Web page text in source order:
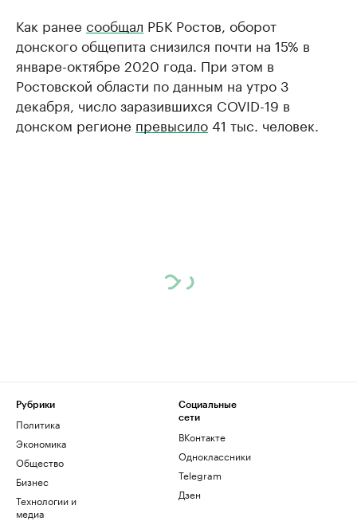
Как ранее сообщал РБК Ростов, оборот
донского общепита снизился почти на 15% в
январе-октябре 2020 года. При этом в
Ростовской области по данным на утро 3
декабря, число заразившихся COVID-19 в
донском регионе превысило41 тыс. человек.
Рубрики
Политика
Экономика
Общество
Бизнес
Технологии и
медиа
Социальные
сети
ВКонтакте
Одноклассники
Telegram
Дзен